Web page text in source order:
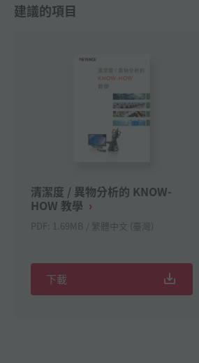
建議的項目
清潔度 / 異物分析的 KNOW-
HOW 教學
PDF: 1.69MB / 繁體中文 (臺灣)
下載